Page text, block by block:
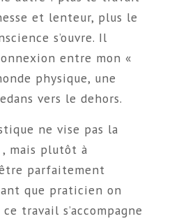
et lenteur, plus le
s’ouvre. Il
entre mon «
physique, une
vers le dehors.
ne vise pas la
mais plutôt à
parfaitement
que praticien on
travail s’accompagne